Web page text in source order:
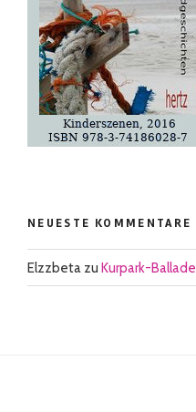
NEUESTE KOMMENTARE
Elzzbeta zu Kurpark-Ballade